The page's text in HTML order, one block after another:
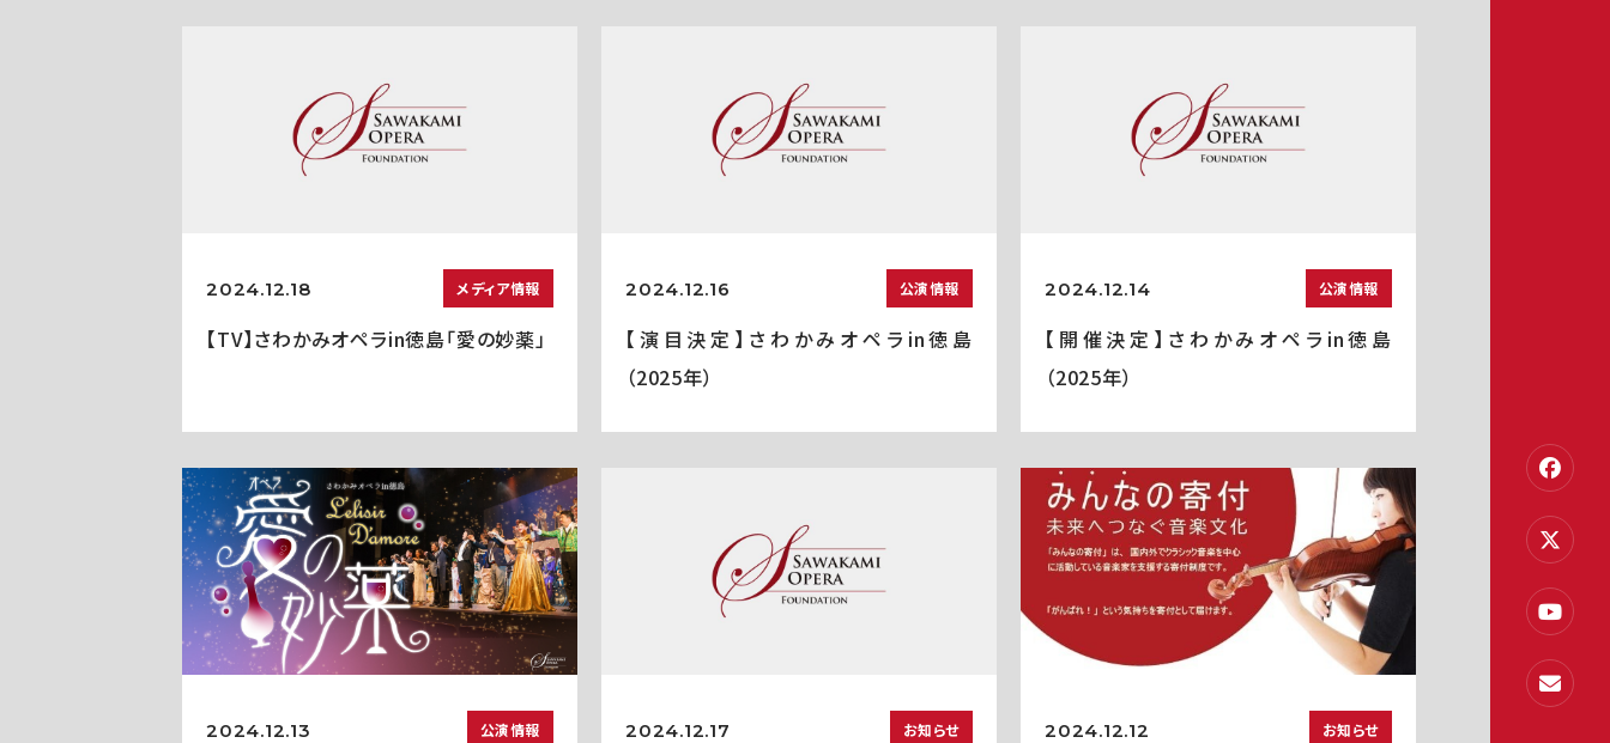
2024.12.18 メディア情報
【TV】さわかみオペラin徳島「愛の妙薬」
2024.12.16 公演情報
【演目決定】さわかみオペラin徳島
（2025年）
2024.12.14 公演情報
【開催決定】さわかみオペラin徳島
（2025年）
2024.12.13 公演情報 2024.12.17 お知らせ 2024.12.12 お知らせ